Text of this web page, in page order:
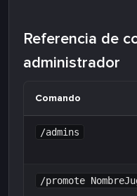
Referencia de
administrador
Comando
/admins
/promote